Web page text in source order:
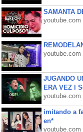
SAMANTA
youtube.com
youtube.com
JUGANDO
ERA VEZ l
youtube.com
imitando a
en*
youtube.com